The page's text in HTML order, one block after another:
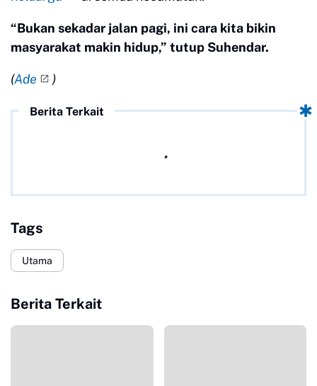
“Bukan sekadar jalan pagi, ini cara kita bikin
masyarakat makin hidup,” tutup Suhendar.
(Ade )
Berita Terkait
Tags
Utama
Berita Terkait